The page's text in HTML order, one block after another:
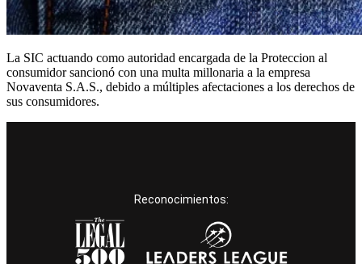
La SIC actuando como autoridad encargada de la Proteccion al
consumidor sancionó con una multa millonaria a la empresa
Novaventa S.A.S., debido a múltiples afectaciones a los derechos de
sus consumidores.
Reconocimientos: